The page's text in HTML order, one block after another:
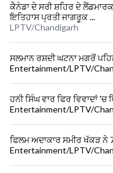
ਕੈਨੇਡਾ ਦੇ ਸਰੀ ਸ਼ਹਿਰ ਦੇ
ਇਤਿਹਾਸ ਪ੍ਰਤੀ ਜਾਗਰੂਕ ...
LPTV/Chandigarh
ਸਲਮਾਨ ਰਸ਼ਦੀ ਘਟਨਾ ਮਗਰੋਂ
Entertainment/LPTV/
ਹਨੀ ਸਿੰਘ ਵਾਰ ਫਿਰ ਵਿਵਾਦਾਂ
Entertainment/LPTV/
ਫਿਲਮ ਅਦਾਕਾਰ ਸਮੀਰ ਖੱਕੜ ਨੇ
Entertainment/LPTV/